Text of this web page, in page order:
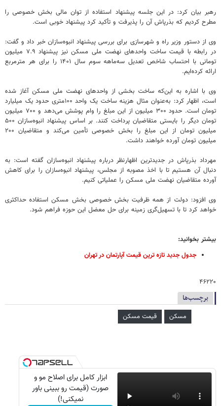
رهبر بیان کرد: در این جلسه پیشنهاد استفاده از توان مالی بخش خصوصی را
مطرح کردیم که بذرپاش آن را پذیرفت و تأکید کرد پیشنهاد خوبی است.
وی از دستور وزیر راه و شهرسازی برای بررسی پیشنهاد انبوه‌سازان خبر داد و گفت:‌
در رابطه با قیمت ساخت واحدهای نهضت ملی مسکن نیز پیشنهاد ۷.۹ میلیون
تومانی با احتساب شاخص تعدیل سه‌ماهه سوم سال ۱۴۰۱ را برای هر مترمربع
ارائه کرده‌ایم.
وی با اشاره به این‌که ساخت بخشی از واحدهای نهضت ملی مسکن آغاز شده
است، اظهار کرد:‌ به‌عنوان مثال هزینه ساخت یک واحد ۱۰۰متری حدود یک میلیارد
تومان است. حدود ۳۰۰ میلیون از این مبلغ را وام پوشش می‌دهد و ۷۰۰ میلیون
تومان دیگر را بایستی متقاضیان پرداخت کنند. بر اساس پیشنهاد انبوه‌سازان ۵۰۰
میلیون تومان از این مبلغ را بخش خصوصی تأمین می‌کند و متقاضیان ۲۰۰
میلیون تومان آورده خواهند داشت.
مهرداد بذرپاش در جدیدترین اظهارنظر درباره پیشنهاد انبوه‌سازان گفته است:‌ به
دنبال آن هستیم تا با اخذ مصوبه از مجلس، پیشنهاد انبوه‌سازان را برای کاهش
آورده متقاضیان نهضت ملی مسکن را عملیاتی کنیم.
وی افزود: دولت از همه ظرفیت بخش خصوصی بخش مسکن استفاده حداکثری
خواهد کرد تا با تسهیل‌گری زمینه برای حل معضل این حوزه فراهم شود.
بیشتر بخوانید:
جدول جدید تازه ترین قیمت آپارتمان در تهران
۴۶۲۲۰
برچسب‌ها
مسکن قیمت مسکن
ابزار کامل برای اصلاح مو و
صورت (قیمت رو ببینی باور
نمیکنی!)